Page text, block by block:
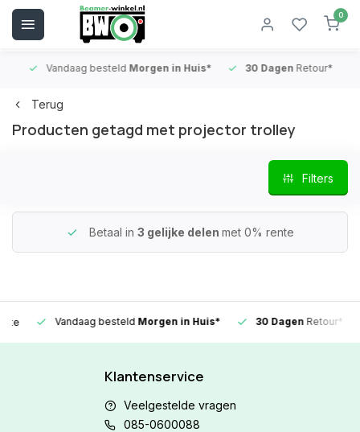
0
Vandaag besteldMorgen in Huis* 30 DagenRetour*
Terug
Producten getagd met projector trolley
Filters
Betaal in 3 gelijke delen met 0% rente
Vandaag besteldMorgen in Huis* 30 DagenRetour*
Klantenservice
Veelgestelde vragen
085-0600088